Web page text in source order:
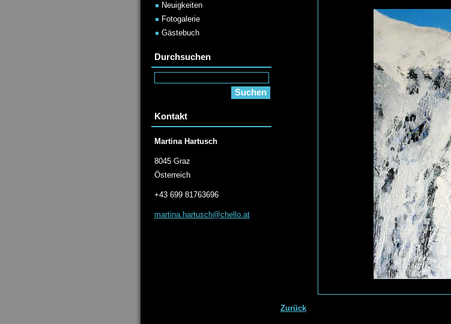
Zurück
Neuigkeiten
Fotogalerie
Gästebuch
Durchsuchen
Kontakt
Martina Hartusch
8045 Graz
Österreich
+43 699 81763696
martina. hartusch@chello.at